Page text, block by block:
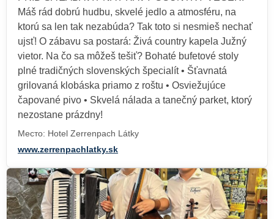
Máš rád dobrú hudbu, skvelé jedlo a atmosféru, na
ktorú sa len tak nezabúda? Tak toto si nesmieš nechať
ujsť! O zábavu sa postará: Živá country kapela Južný
vietor. Na čo sa môžeš tešiť? Bohaté bufetové stoly
plné tradičných slovenských špecialít • Šťavnatá
grilovaná klobáska priamo z roštu • Osviežujúce
čapované pivo • Skvelá nálada a tanečný parket, ktorý
nezostane prázdny!
Место: Hotel Zerrenpach Látky
www.zerrenpachlatky.sk